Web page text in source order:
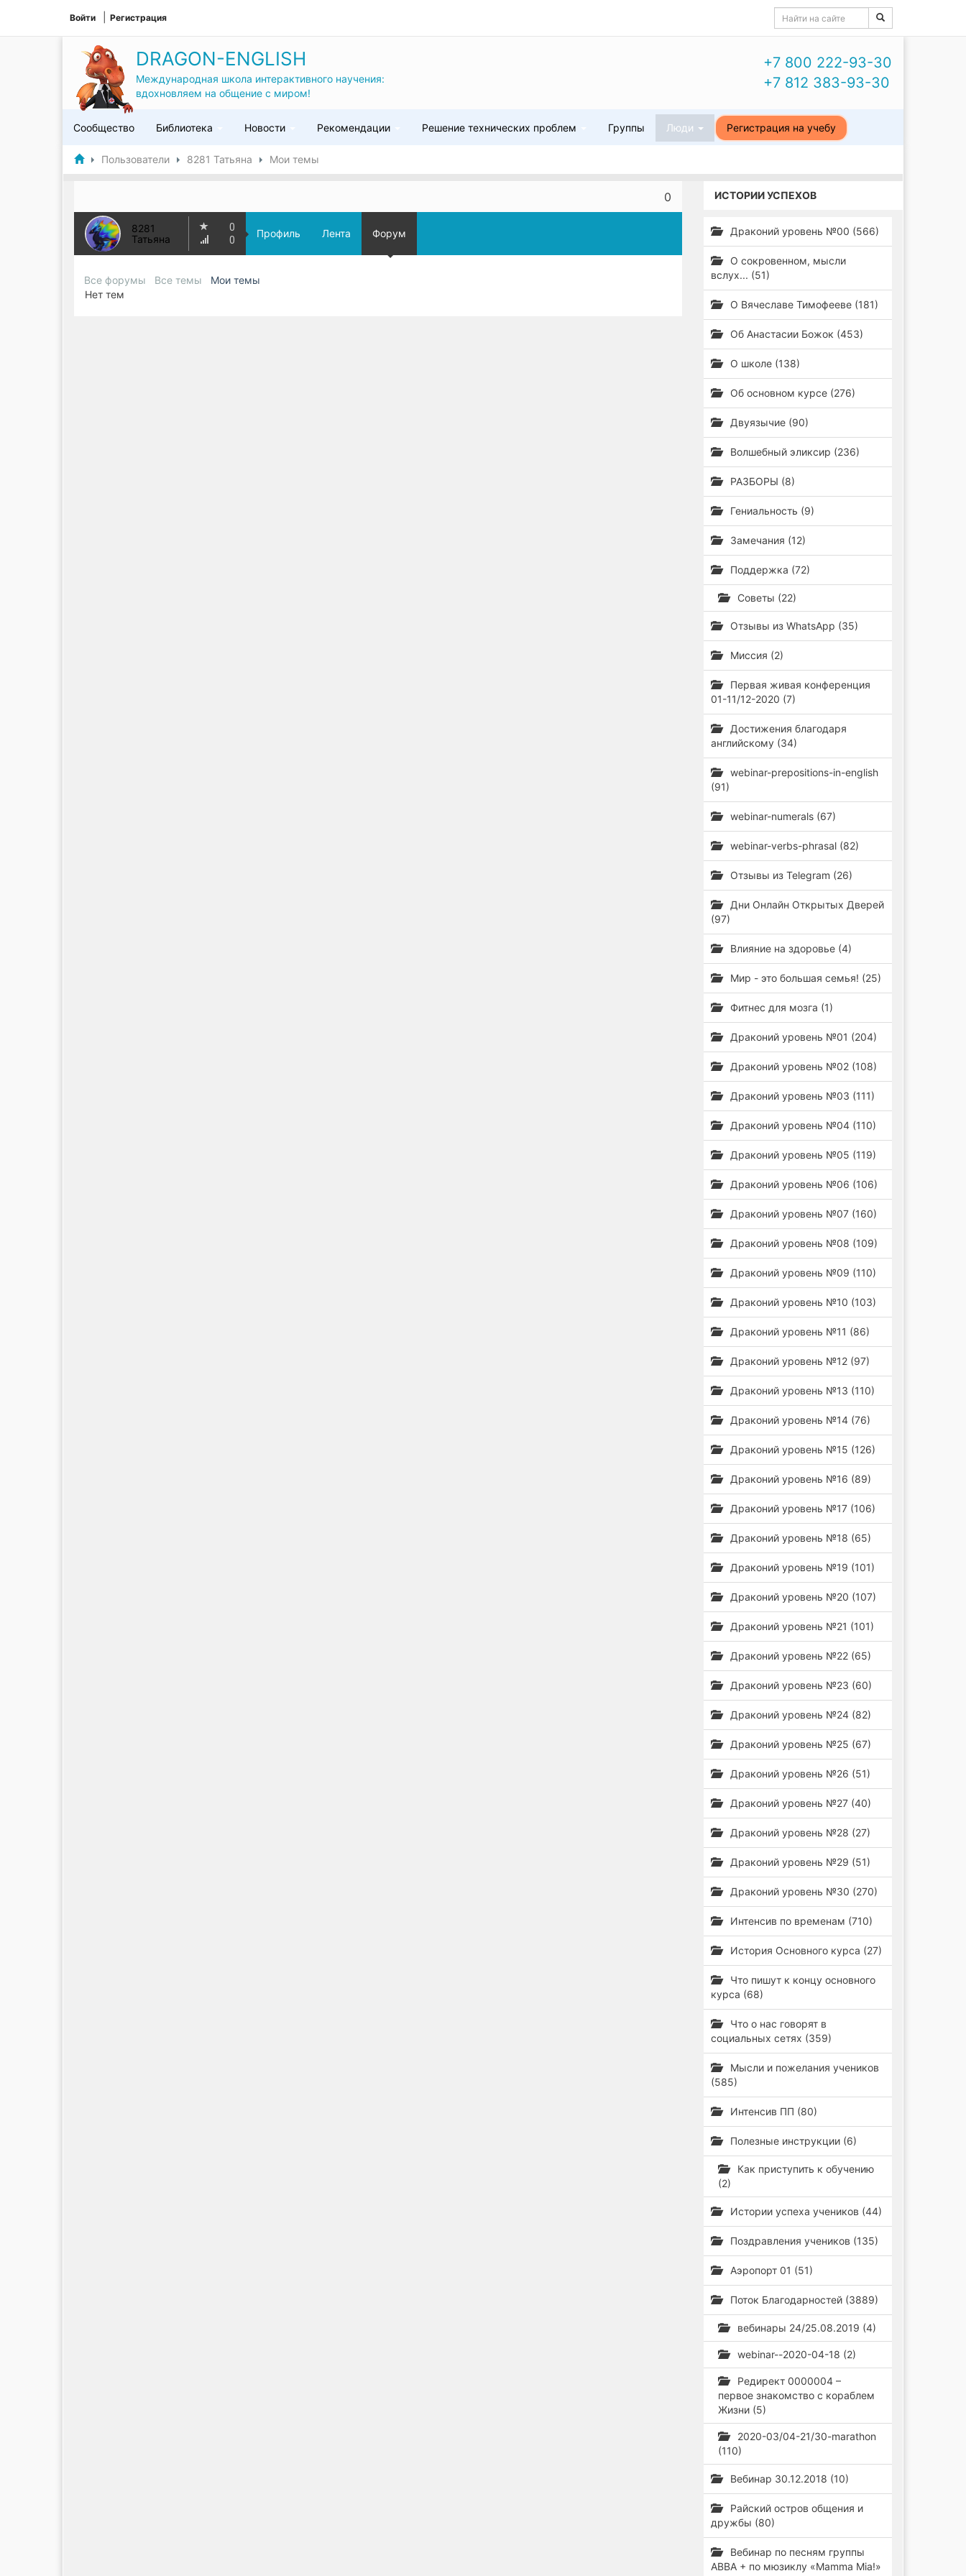
Войти Регистрация
DRAGON-ENGLISH
Международная школа интерактивного научения:
вдохновляем на общение с миром!
+7 800 222-93-30
+7 812 383-93-30
Сообщество Библиотека Новости Рекомендации Решение технических проблем Группы Люди Регистрация на учебу
Пользователи 8281 Татьяна Мои темы
0
8281
Татьяна
0
0
Профиль Лента Форум
Все форумы Все темы
Мои темы
Нет тем
ИСТОРИИ УСПЕХОВ
Драконий уровень №00 (566)
О сокровенном, мысли
вслух... (51)
О Вячеславе Тимофееве (181)
Об Анастасии Божок (453)
О школе (138)
Об основном курсе (276)
Двуязычие (90)
Волшебный эликсир (236)
РАЗБОРЫ (8)
Гениальность (9)
Замечания (12)
Поддержка (72)
Советы (22)
Отзывы из WhatsApp (35)
Миссия (2)
Первая живая конференция
01-11/12-2020 (7)
Достижения благодаря
английскому (34)
webinar-prepositions-in-english
(91)
webinar-numerals (67)
webinar-verbs-phrasal (82)
Отзывы из Telegram (26)
Дни Онлайн Открытых Дверей
(97)
Влияние на здоровье (4)
Мир - это большая семья! (25)
Фитнес для мозга (1)
Драконий уровень №01 (204)
Драконий уровень №02 (108)
Драконий уровень №03 (111)
Драконий уровень №04 (110)
Драконий уровень №05 (119)
Драконий уровень №06 (106)
Драконий уровень №07 (160)
Драконий уровень №08 (109)
Драконий уровень №09 (110)
Драконий уровень №10 (103)
Драконий уровень №11 (86)
Драконий уровень №12 (97)
Драконий уровень №13 (110)
Драконий уровень №14 (76)
Драконий уровень №15 (126)
Драконий уровень №16 (89)
Драконий уровень №17 (106)
Драконий уровень №18 (65)
Драконий уровень №19 (101)
Драконий уровень №20 (107)
Драконий уровень №21 (101)
Драконий уровень №22 (65)
Драконий уровень №23 (60)
Драконий уровень №24 (82)
Драконий уровень №25 (67)
Драконий уровень №26 (51)
Драконий уровень №27 (40)
Драконий уровень №28 (27)
Драконий уровень №29 (51)
Драконий уровень №30 (270)
Интенсив по временам (710)
История Основного курса (27)
Что пишут к концу основного
курса (68)
Что о нас говорят в
социальных сетях (359)
Мысли и пожелания учеников
(585)
Интенсив ПП (80)
Полезные инструкции (6)
Как приступить к обучению
(2)
Истории успеха учеников (44)
Поздравления учеников (135)
Аэропорт 01 (51)
Поток Благодарностей (3889)
вебинары 24/25.08.2019 (4)
webinar--2020-04-18 (2)
Редирект 0000004 –
первое знакомство с кораблем
Жизни (5)
2020-03/04-21/30-marathon
(110)
Вебинар 30.12.2018 (10)
Райский остров общения и
дружбы (80)
Вебинар по песням группы
ABBA + по мюзиклу «Mamma Mia!»